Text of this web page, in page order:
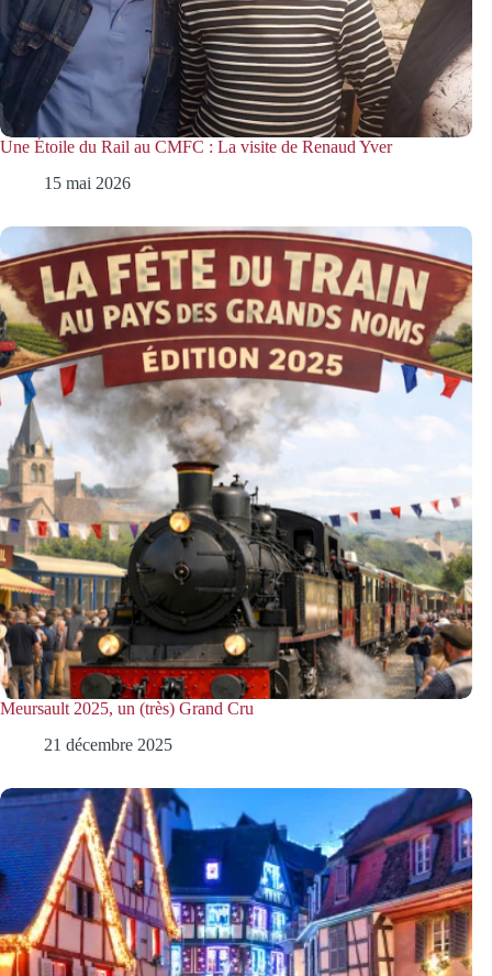
Une Étoile du Rail au CMFC : La visite de Renaud Yver
15 mai 2026
Meursault 2025, un (très) Grand Cru
21 décembre 2025